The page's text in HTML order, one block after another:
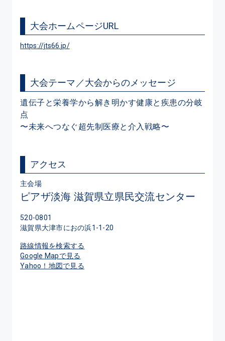
大会ホームページURL
https://jts66.jp/
大会テーマ／大会からのメッセージ
遺伝子と栄養学から解き明かす健康と疾患の分岐
点
〜未来へつなぐ超先制医療と介入戦略〜
アクセス
主会場
ピアザ淡海 滋賀県立県民交流センター
520-0801
滋賀県大津市におの浜1-1-20
路線情報を検索する
Google Mapで見る
Yahoo！地図で見る